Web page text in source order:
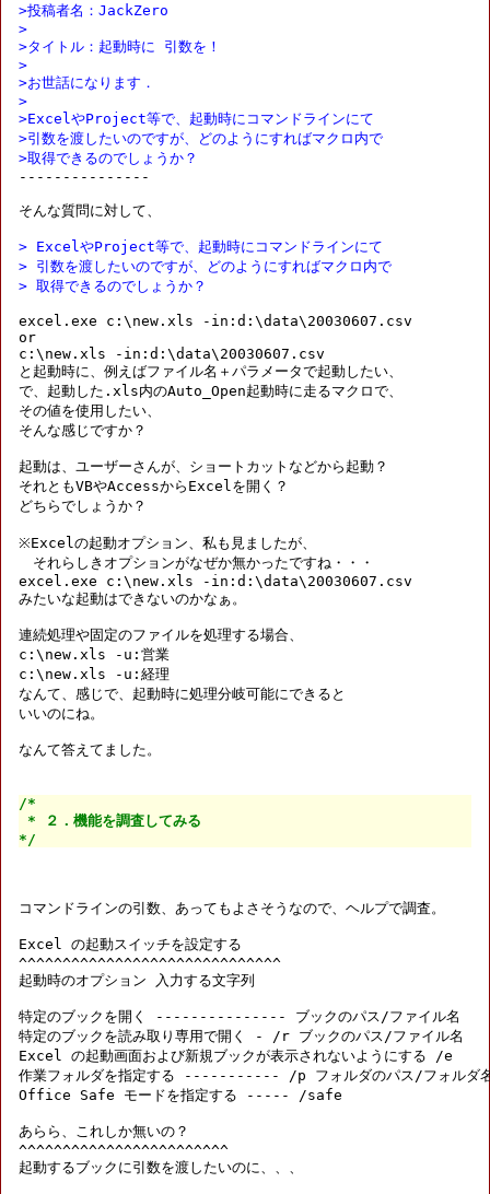
>投稿者名：JackZero
>
>タイトル：起動時に 引数を！
>
>お世話になります．
>
>ExcelやProject等で、起動時にコマンドラインにて
>引数を渡したいのですが、どのようにすればマクロ内で
>取得できるのでしょうか？
---------------
そんな質問に対して、
> ExcelやProject等で、起動時にコマンドラインにて
> 引数を渡したいのですが、どのようにすればマクロ内で
> 取得できるのでしょうか？
excel.exe c:\new.xls -in:d:\data\20030607.csv
or
c:\new.xls -in:d:\data\20030607.csv
と起動時に、例えばファイル名＋パラメータで起動したい、
で、起動した.xls内のAuto_Open起動時に走るマクロで、
その値を使用したい、
そんな感じですか？
起動は、ユーザーさんが、ショートカットなどから起動？
それともVBやAccessからExcelを開く？
どちらでしょうか？
※Excelの起動オプション、私も見ましたが、
それらしきオプションがなぜか無かったですね・・・
excel.exe c:\new.xls -in:d:\data\20030607.csv
みたいな起動はできないのかなぁ。
連続処理や固定のファイルを処理する場合、
c:\new.xls -u:営業
c:\new.xls -u:経理
なんて、感じで、起動時に処理分岐可能にできると
いいのにね。
なんて答えてました。
/*
* ２．機能を調査してみる
*/
コマンドラインの引数、あってもよさそうなので、ヘルプで調査。
Excel の起動スイッチを設定する
^^^^^^^^^^^^^^^^^^^^^^^^^^^^^^
起動時のオプション 入力する文字列
特定のブックを開く --------------- ブックのパス/ファイル名
特定のブックを読み取り専用で開く - /r ブックのパス/ファイル名
Excel の起動画面および新規ブックが表示されないようにする /e
作業フォルダを指定する ----------- /p フォルダのパス/フォルダ
Office Safe モードを指定する ----- /safe
あらら、これしか無いの？
^^^^^^^^^^^^^^^^^^^^^^^^
起動するブックに引数を渡したいのに、、、